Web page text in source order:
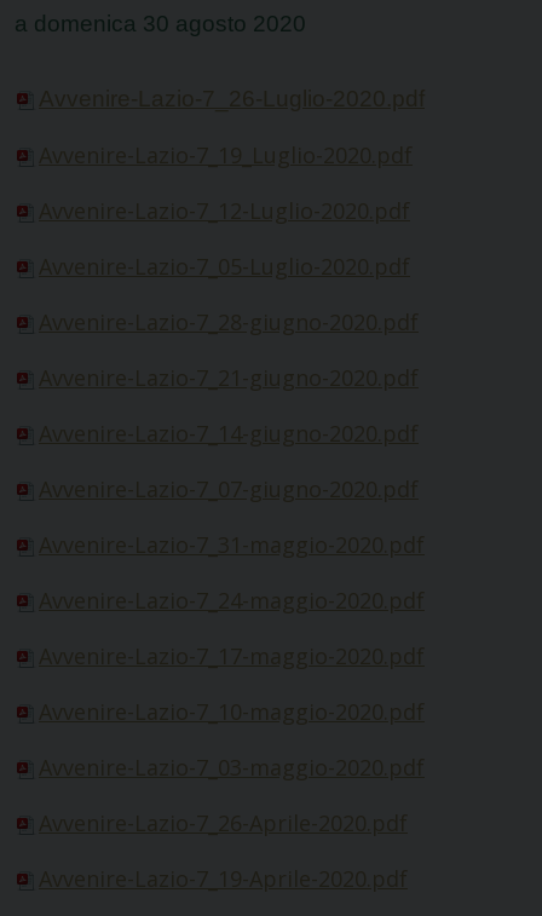
a domenica 30 agosto 2020
Avvenire-Lazio-7_26-Luglio-2020.pdf
Avvenire-Lazio-7_19_Luglio-2020 .pdf
Avvenire-Lazio-7_12-Luglio-2020.pdf
Avvenire-Lazio-7_05-Luglio-2020.pdf
Avvenire-Lazio-7_28-giugno-2020.pdf
Avvenire-Lazio-7_21-giugno-2020.pdf
Avvenire-Lazio-7_14-giugno-2020.pdf
Avvenire-Lazio-7_07-giugno-2020 .pdf
Avvenire-Lazio-7_31-maggio-2020.pdf
Avvenire-Lazio-7_24-maggio-2020.pdf
Avvenire-Lazio-7_17-maggio-2020.pdf
Avvenire-Lazio-7_10-maggio-2020.pdf
Avvenire-Lazio-7_03-maggio-2020.pdf
Avvenire-Lazio-7_26-Aprile-2020.pdf
Avvenire-Lazio-7_19-Aprile-2020.pdf